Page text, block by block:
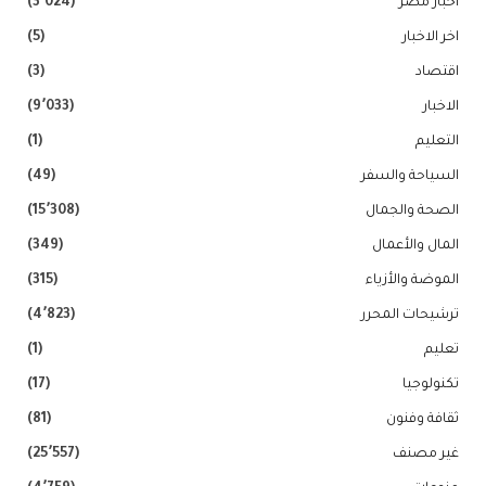
اخبار مصر (3٬024)
اخر الاخبار (5)
اقتصاد (3)
الاخبار (9٬033)
التعليم (1)
السياحة والسفر (49)
الصحة والجمال (15٬308)
المال والأعمال (349)
الموضة والأزياء (315)
ترشيحات المحرر (4٬823)
تعليم (1)
تكنولوجيا (17)
ثقافة وفنون (81)
غير مصنف (25٬557)